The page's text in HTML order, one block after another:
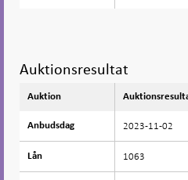
Auktion
Anbudsdag
Lån
Auktionsresultat
Auktion
Anbudsdag 2023-11-02
Lån 1063